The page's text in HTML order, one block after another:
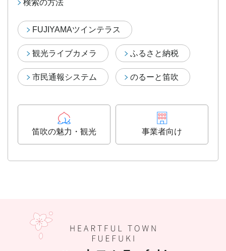
検索の方法
FUJIYAMAツインテラス
観光ライブカメラ ふるさと納税
市民通報システム のるーと笛吹
笛吹の魅力・観光 事業者向け